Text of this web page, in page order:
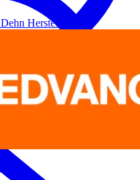
Dehn Hersteller